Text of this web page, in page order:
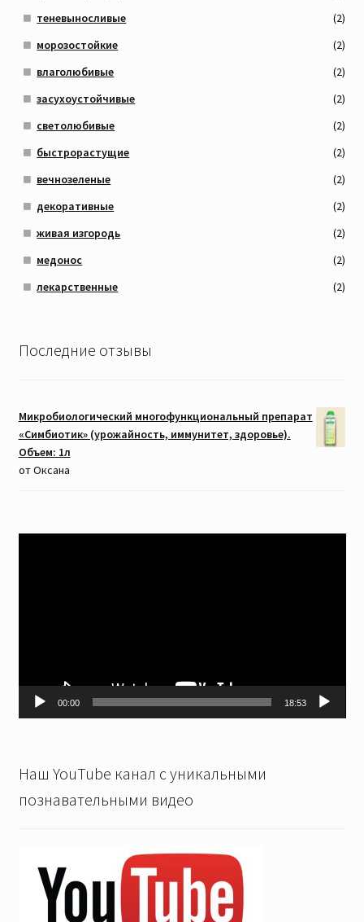
теневыносливые
(2)
морозостойкие
(2)
влаголюбивые
(2)
засухоустойчивые
(2)
светолюбивые
(2)
быстрорастущие
(2)
вечнозеленые
(2)
декоративные
(2)
живая изгородь
(2)
медонос
(2)
лекарственные
(2)
Последние отзывы
Микробиологический многофункциональный препарат
«Симбиотик» (урожайность, иммунитет, здоровье).
Объем: 1л
от Оксана
00:00 18:53
Наш YouTube канал с уникальными
познавательными видео